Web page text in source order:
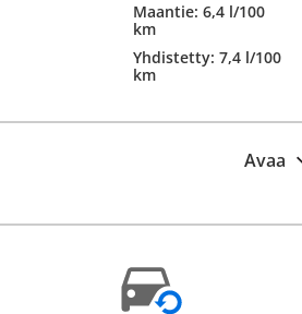
Maantie: 6,4 l/100
km
Yhdistetty: 7,4 l/100
km
Avaa